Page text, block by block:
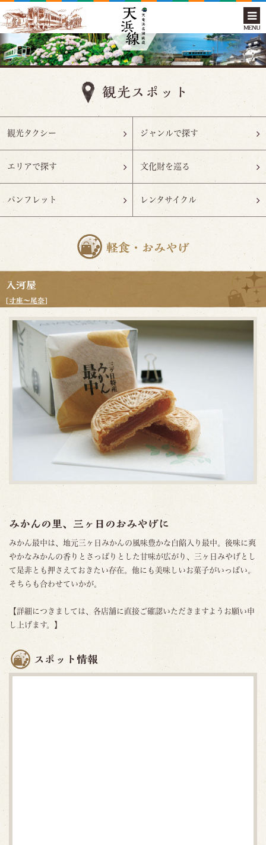
MENU
観光タクシー ジャンルで探す
エリアで探す 文化財を巡る
パンフレット レンタサイクル
軽食・おみやげ
入河屋
[寸座～尾奈]
みかんの里、三ヶ日のおみやげに
みかん最中は、地元三ヶ日みかんの風味豊かな白餡入り最中。後味に爽
やかなみかんの香りとさっぱりとした甘味が広がり、三ヶ日みやげとし
て是非とも押さえておきたい存在。他にも美味しいお菓子がいっぱい。
そちらも合わせていかが。
【詳細につきましては、各店舗に直接ご確認いただきますようお願い申
し上げます。】
スポット情報